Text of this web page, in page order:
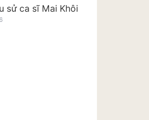
sử ca sĩ Mai Khôi